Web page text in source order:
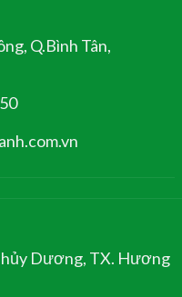
Q.Bình Tân,
Dương, TX. Hương